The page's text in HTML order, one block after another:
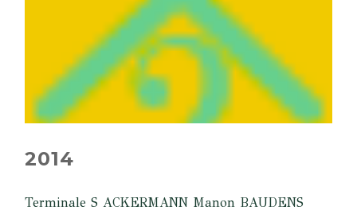
2014
Terminale S ACKERMANN Manon BAUDENS